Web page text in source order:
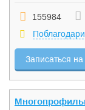
155984
Записаться